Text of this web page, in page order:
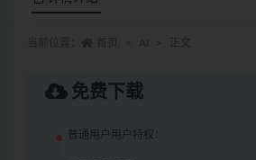
免费下载
普通用户用户特权：